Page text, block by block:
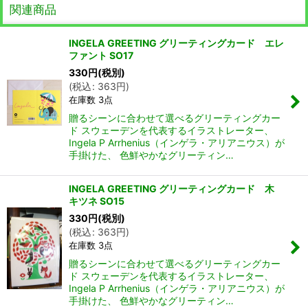
関連商品
INGELA GREETING グリーティングカード エレ
ファント SO17
330円(税別)
(税込: 363円)
在庫数 3点
贈るシーンに合わせて選べるグリーティングカー
ド スウェーデンを代表するイラストレーター、
Ingela P Arrhenius（インゲラ・アリアニウス）が
手掛けた、 色鮮やかなグリーティン…
INGELA GREETING グリーティングカード 木
キツネ SO15
330円(税別)
(税込: 363円)
在庫数 3点
贈るシーンに合わせて選べるグリーティングカー
ド スウェーデンを代表するイラストレーター、
Ingela P Arrhenius（インゲラ・アリアニウス）が
手掛けた、 色鮮やかなグリーティン…